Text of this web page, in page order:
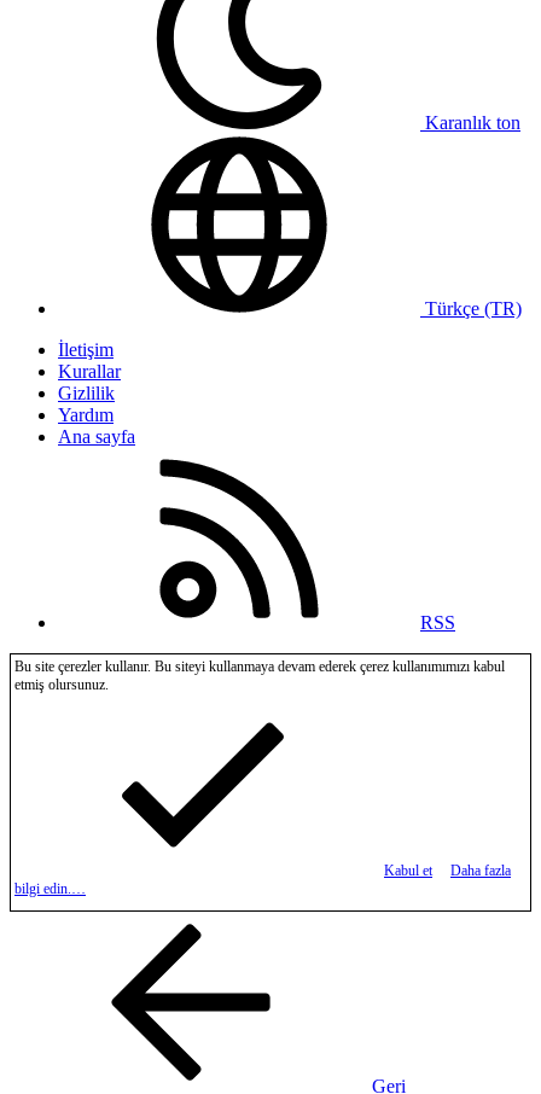
Karanlık ton
Türkçe (TR)
İletişim
Kurallar
Gizlilik
Yardım
Ana sayfa
RSS
Bu site çerezler kullanır. Bu siteyi kullanmaya devam ederek çerez kullanımımızı kabul
etmiş olursunuz.
Kabul et
Daha fazla
bilgi edin.…
Geri